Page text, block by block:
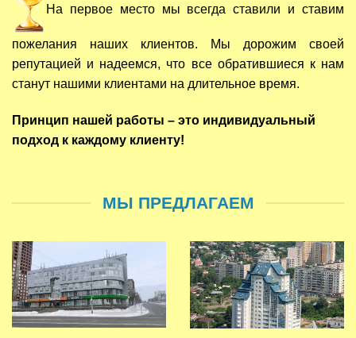
На первое место мы всегда ставили и ставим
пожелания наших клиентов. Мы дорожим своей
репутацией и надеемся, что все обратившиеся к нам
станут нашими клиентами на длительное время.
Принцип нашей работы – это индивидуальный
подход к каждому клиенту!
МЫ ПРЕДЛАГАЕМ